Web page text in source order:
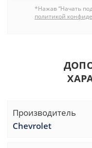
*Нажав “Начать
политикой
Производитель
Chevrolet